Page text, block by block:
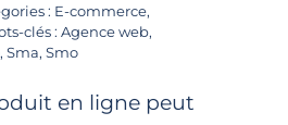
: E-commerce,
clés : Agence web,
, Sma, Smo
en ligne peut